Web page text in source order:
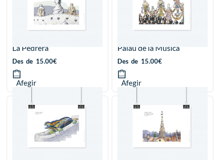
La Pedrera
Des de 15.00€
Afegir
Palau de la Música
Des de 15.00€
Afegir